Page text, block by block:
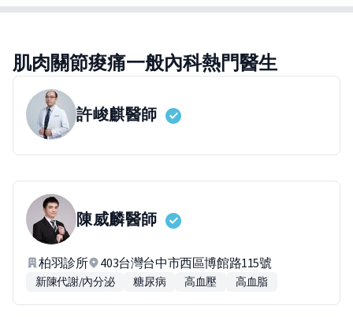
肌肉關節痠痛一般內科熱門醫生
許峻麒醫師
陳威麟醫師
柏羽診所 403台灣台中市西區博館路115號
新陳代謝/內分泌 糖尿病 高血壓 高血脂